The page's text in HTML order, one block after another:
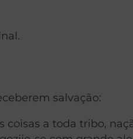
salvação:
coisas a toda tribo,